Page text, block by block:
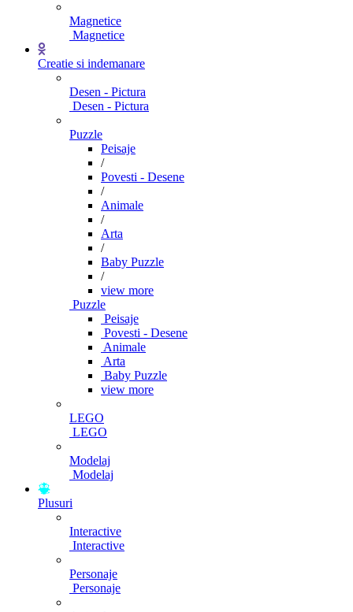
Magnetice
Magnetice
Creatie si indemanare
Desen - Pictura
Desen - Pictura
Puzzle
Peisaje
/
Povesti - Desene
/
Animale
/
Arta
/
Baby Puzzle
/
view more
Puzzle
Peisaje
Povesti - Desene
Animale
Arta
Baby Puzzle
view more
LEGO
LEGO
Modelaj
Modelaj
Plusuri
Interactive
Interactive
Personaje
Personaje